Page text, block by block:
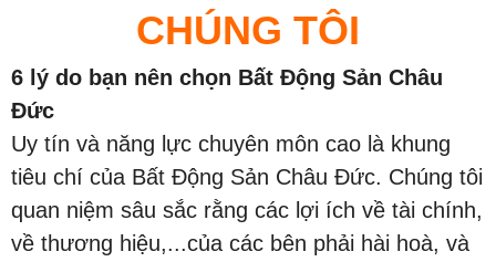
CHÚNG TÔI
6 lý do bạn nên chọn Bất Động Sản Châu
Đức
Uy tín và năng lực chuyên môn cao là khung
tiêu chí của Bất Động Sản Châu Đức. Chúng tôi
quan niệm sâu sắc rằng các lợi ích về tài chính,
về thương hiệu,...của các bên phải hài hoà, và